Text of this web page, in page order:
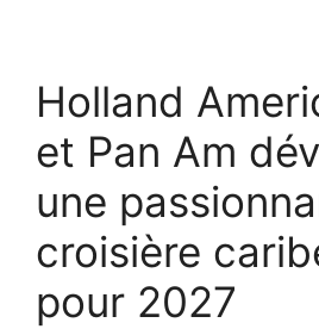
Holland
et Pan Am
une
croisière
pour 2027